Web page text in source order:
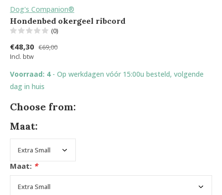
Dog's Companion®
Hondenbed okergeel ribcord
(0)
€48,30 €69,00
Incl. btw
Voorraad: 4 - Op werkdagen vóór 15:00u besteld, volgende
dag in huis
Choose from:
Maat:
Maat: *